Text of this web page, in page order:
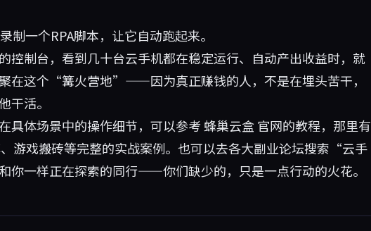
制一个RPA脚本，让它自动跑起来。
控制台，看到几十台云手机都在稳定运行、自动产出收益时，就
在这个“篝火营地”——因为真正赚钱的人，不是在埋头苦干，
干活。
具体场景中的操作细节，可以参考 蜂巢云盒官网的教程，那里有
游戏搬砖等完整的实战案例。也可以去各大副业论坛搜索“云手
你一样正在探索的同行——你们缺少的，只是一点行动的火花。